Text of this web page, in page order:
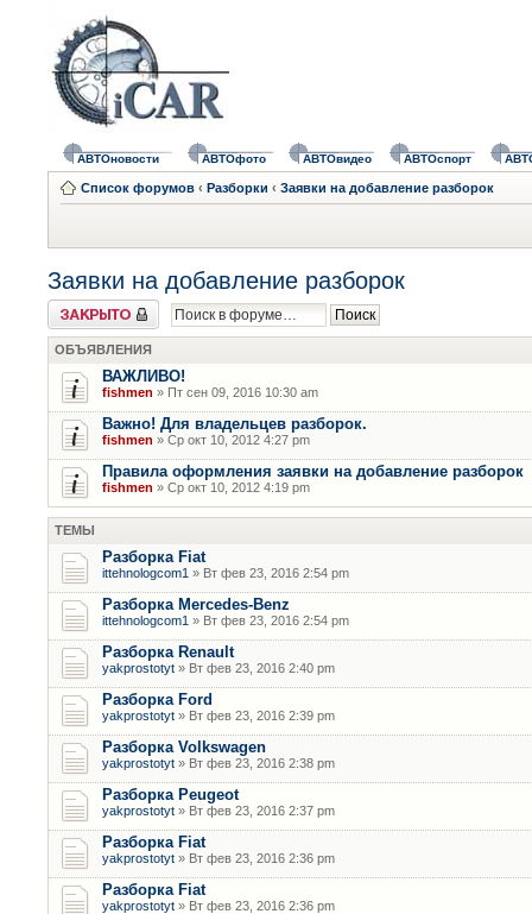
АВТОновости АВТОфото АВТОвидео АВТОспорт
Список форумов ‹ Разборки ‹ Заявки на добавление разборок
Заявки на добавление разборок
Форум закрыт
ОБЪЯВЛЕНИЯ
ВАЖЛИВО!
fishmen » Пт сен 09, 2016 10:30 am
Важно! Для владельцев разборок.
fishmen » Ср окт 10, 2012 4:27 pm
Правила оформления заявки на добавление разборок
fishmen » Ср окт 10, 2012 4:19 pm
ТЕМЫ
Разборка Fiat
ittehnologcom1 » Вт фев 23, 2016 2:54 pm
Разборка Mercedes-Benz
ittehnologcom1 » Вт фев 23, 2016 2:54 pm
Разборка Renault
yakprostotyt » Вт фев 23, 2016 2:40 pm
Разборка Ford
yakprostotyt » Вт фев 23, 2016 2:39 pm
Разборка Volkswagen
yakprostotyt » Вт фев 23, 2016 2:38 pm
Разборка Peugeot
yakprostotyt » Вт фев 23, 2016 2:37 pm
Разборка Fiat
yakprostotyt » Вт фев 23, 2016 2:36 pm
Разборка Fiat
yakprostotyt » Вт фев 23, 2016 2:36 pm